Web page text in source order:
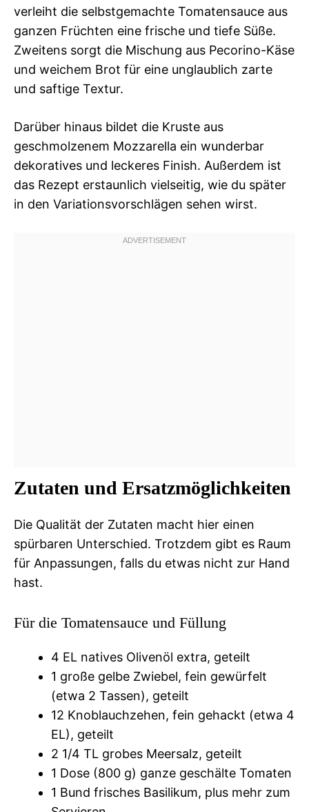
verleiht die selbstgemachte Tomatensauce aus
ganzen Früchten eine frische und tiefe Süße.
Zweitens sorgt die Mischung aus Pecorino-Käse
und weichem Brot für eine unglaublich zarte
und saftige Textur.
Darüber hinaus bildet die Kruste aus
geschmolzenem Mozzarella ein wunderbar
dekoratives und leckeres Finish. Außerdem ist
das Rezept erstaunlich vielseitig, wie du später
in den Variationsvorschlägen sehen wirst.
Zutaten und Ersatzmöglichkeiten
Die Qualität der Zutaten macht hier einen
spürbaren Unterschied. Trotzdem gibt es Raum
für Anpassungen, falls du etwas nicht zur Hand
hast.
Für die Tomatensauce und Füllung
4 EL natives Olivenöl extra, geteilt
1 große gelbe Zwiebel, fein gewürfelt
(etwa 2 Tassen), geteilt
12 Knoblauchzehen, fein gehackt (etwa 4
EL), geteilt
2 1/4 TL grobes Meersalz, geteilt
1 Dose (800 g) ganze geschälte Tomaten
1 Bund frisches Basilikum, plus mehr zum